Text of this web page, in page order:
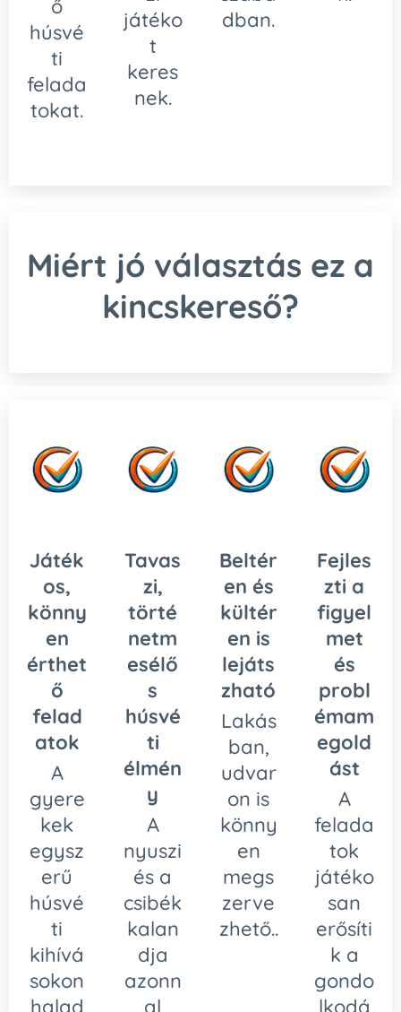
ő
húsvé
ti
felada
tokat.
játéko
t
keres
nek.
dban.
Miért jó választás ez a
kincskereső?
Játék
os,
könny
en
érthet
ő
felad
atok
A
gyere
kek
egysz
erű
húsvé
ti
kihívá
sokon
halad
Tavas
zi,
törté
netm
esélő
s
húsvé
ti
élmén
y
A
nyuszi
és a
csibék
kalan
dja
azonn
al
Beltér
en és
kültér
en is
lejáts
zható
Lakás
ban,
udvar
on is
könny
en
megs
zerve
zhető..
Fejles
zti a
figyel
met
és
probl
émam
egold
ást
A
felada
tok
játéko
san
erősíti
k a
gondo
lkodá